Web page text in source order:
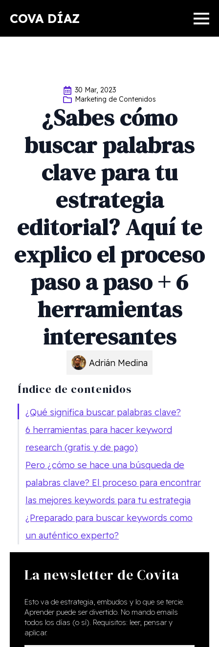
COVA DÍAZ
30 Mar, 2023
Marketing de Contenidos
¿Sabes cómo
buscar palabras
clave para tu
estrategia
editorial? Aquí te
explico el proceso
paso a paso + 6
herramientas
interesantes
Adrián Medina
Índice de contenidos
¿Qué significa buscar palabras clave?
6 herramientas para hacer keyword
research (gratis y de pago)
Pero ¿cómo se hace una búsqueda de
palabras clave? El proceso para encontrar
las mejores keywords para tu estrategia
¿Preparado para buscar keywords como
un auténtico experto?
La newsletter de Covita
Esto va de estrategia, embudos y lo que se tercie.
Aprender puede ser divertido. No mando emails
todos los días (o sí). Requisitos: leer, pensar y
aplicar.